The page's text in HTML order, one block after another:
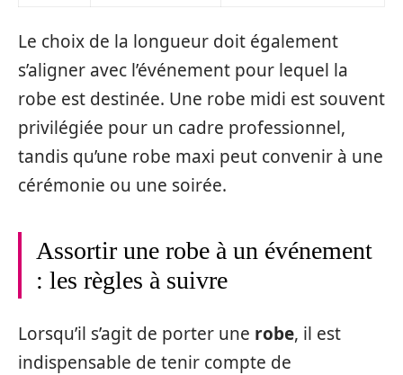
Le choix de la longueur doit également
s’aligner avec l’événement pour lequel la
robe est destinée. Une robe midi est souvent
privilégiée pour un cadre professionnel,
tandis qu’une robe maxi peut convenir à une
cérémonie ou une soirée.
Assortir une robe à un événement
: les règles à suivre
Lorsqu’il s’agit de porter une robe, il est
indispensable de tenir compte de